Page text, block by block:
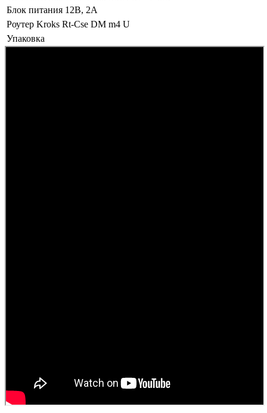
Блок питания 12В, 2А
Роутер Kroks Rt-Cse DM m4 U
Упаковка